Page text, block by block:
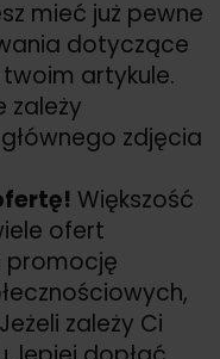
mieć już pewne
dotyczące
artykule.
zależy
zdjęcia
Większość
ofert
promocję
zależy Ci